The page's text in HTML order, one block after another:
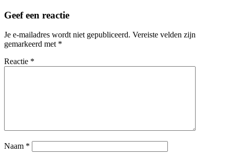
Geef een reactie
Je e-mailadres wordt niet gepubliceerd. Vereiste velden zijn
gemarkeerd met *
Reactie *
Naam *